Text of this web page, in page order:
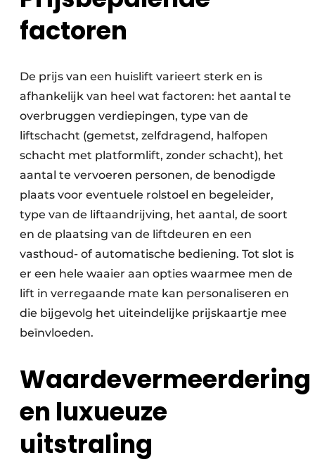
factoren
De prijs van een huislift varieert sterk en is
afhankelijk van heel wat factoren: het aantal te
overbruggen verdiepingen, type van de
liftschacht (gemetst, zelfdragend, halfopen
schacht met platformlift, zonder schacht), het
aantal te vervoeren personen, de benodigde
plaats voor eventuele rolstoel en begeleider,
type van de liftaandrijving, het aantal, de soort
en de plaatsing van de liftdeuren en een
vasthoud- of automatische bediening. Tot slot is
er een hele waaier aan opties waarmee men de
lift in verregaande mate kan personaliseren en
die bijgevolg het uiteindelijke prijskaartje mee
beïnvloeden.
Waardevermeerdering
en luxueuze
uitstraling